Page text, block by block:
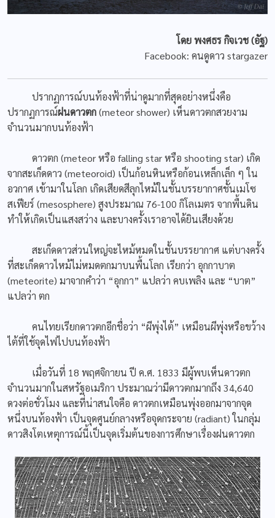
โดย พงศธร กิจเวช (อัฐ)
Facebook: คนดูดาว stargazer
ปรากฏการณ์บนท้องฟ้าที่น่าดูมากที่สุดอย่างหนึ่งคือ
ปรากฏการณ์ฝนดาวตก(meteor shower) เห็นดาวตกสวยงาม
จำนวนมากบนท้องฟ้า
ดาวตก (meteor หรือ falling star หรือ shooting star) เกิด
จากสะเก็ดดาว (meteoroid) เป็นก้อนหินหรือก้อนเหล็กเล็ก ๆ ใน
อวกาศ เข้ามาในโลก เกิดเสียดสีลุกไหม้ในชั้นบรรยากาศชั้นเมโซ
สเฟียร์ (mesosphere) สูงประมาณ 76-100 กิโลเมตร จากพื้นดิน
ทำให้เกิดเป็นแสงสว่าง และบางครั้งเราอาจได้ยินเสียงด้วย
สะเก็ดดาวส่วนใหญ่จะไหม้หมดในชั้นบรรยากาศ แต่บางครั้ง
ที่สะเก็ดดาวไหม้ไม่หมดตกมาบนพื้นโลก เรียกว่า อุกกาบาต
(meteorite) มาจากคำว่า “อุกกา” แปลว่า คบเพลิง และ “บาต”
แปลว่า ตก
คนไทยเรียกดาวตกอีกชื่อว่า “ผีพุ่งไต้” เหมือนผีพุ่งหรือขว้าง
ไต้ที่ใช้จุดไฟไปบนท้องฟ้า
เมื่อวันที่ 18 พฤศจิกายน ปี ค.ศ. 1833 มีผู้พบเห็นดาวตก
จำนวนมากในสหรัฐอเมริกา ประมาณว่ามีดาวตกมากถึง 34,640
ดวงต่อชั่วโมง และที่น่าสนใจคือ ดาวตกเหมือนพุ่งออกมาจากจุด
หนึ่งบนท้องฟ้า เป็นจุดศูนย์กลางหรือจุดกระจาย (radiant) ในกลุ่ม
ดาวสิงโตเหตุการณ์นี้เป็นจุดเริ่มต้นของการศึกษาเรื่องฝนดาวตก